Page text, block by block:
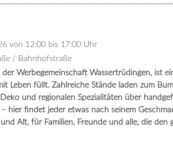
von 12:00bis 17:00 Uhr
/ Bahnhofstraße
Werbegemeinschaft Wassertrüdingen, ist
Leben füllt. Zahlreiche Stände laden zum
und regionalen Spezialitäten über
hier findet jeder etwas nach seinem
Alt, für Familien, Freunde und alle, die den